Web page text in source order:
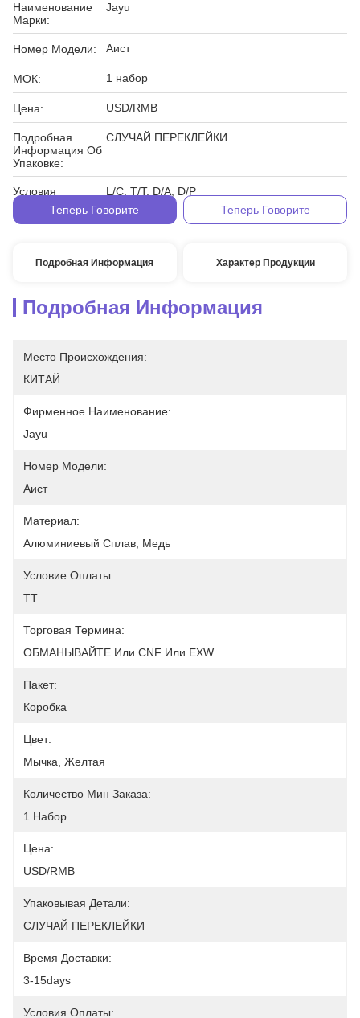
Наименование
Марки:
Jayu
Номер Модели: Аист
МОК: 1 набор
Цена: USD/RMB
Подробная
Информация Об
Упаковке:
СЛУЧАЙ ПЕРЕКЛЕЙКИ
Условия
Оплаты:
L/C, T/T, D/A, D/P
Теперь Говорите
Теперь Говорите
Подробная Информация Характер Продукции
Подробная Информация
Место Происхождения:
КИТАЙ
Фирменное Наименование:
Jayu
Номер Модели:
Аист
Материал:
Алюминиевый Сплав, Медь
Условие Оплаты:
TT
Торговая Термина:
ОБМАНЫВАЙТЕ Или CNF Или EXW
Пакет:
Коробка
Цвет:
Мычка, Желтая
Количество Мин Заказа:
1 Набор
Цена:
USD/RMB
Упаковывая Детали:
СЛУЧАЙ ПЕРЕКЛЕЙКИ
Время Доставки:
3-15days
Условия Оплаты: